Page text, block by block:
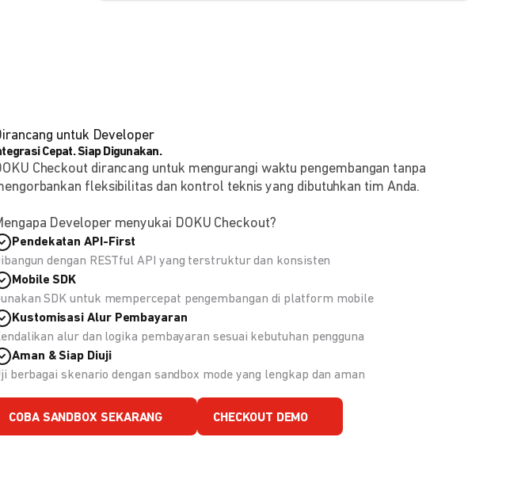
untuk Developer
Cepat. Siap Digunakan.
Checkout dirancang untuk mengurangi waktu pengembangan tanpa
fleksibilitas dan kontrol teknis yang dibutuhkan tim Anda.
Developer menyukai DOKU Checkout?
Pendekatan API-First
dengan RESTful API yang terstruktur dan konsisten
Mobile SDK
SDK untuk mempercepat pengembangan di platform mobile
Kustomisasi Alur Pembayaran
alur dan logika pembayaran sesuai kebutuhan pengguna
Aman & Siap Diuji
berbagai skenario dengan sandbox mode yang lengkap dan aman
COBA SANDBOX SEKARANG CHECKOUT DEMO